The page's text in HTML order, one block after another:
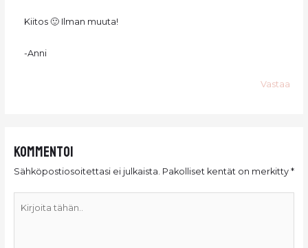
Kiitos 🙂 Ilman muuta!
-Anni
Vastaa
Kommentoi
Sähköpostiosoitettasi ei julkaista. Pakolliset kentät on merkitty *
tähän..